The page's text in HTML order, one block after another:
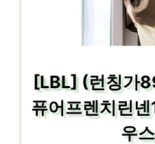
[LBL] (런칭가
퓨어프렌치린
우